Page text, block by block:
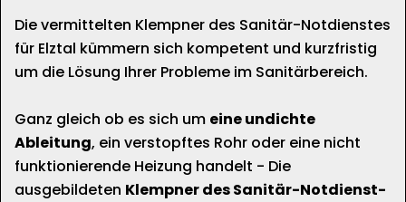
Die vermittelten Klempner des Sanitär-Notdienstes
für Elztal kümmern sich kompetent und kurzfristig
um die Lösung Ihrer Probleme im Sanitärbereich.
Ganz gleich ob es sich um eine undichte
Ableitung, ein verstopftes Rohr oder eine nicht
funktionierende Heizung handelt - Die
ausgebildeten Klempner des Sanitär-Notdienst-